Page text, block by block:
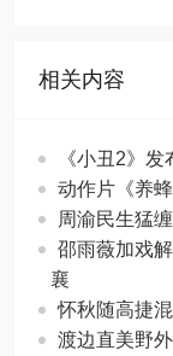
相关内容
《小丑2》
动作片《养
周渝民生猛
邵雨薇加戏
襄
怀秋随高捷
渡边直美野